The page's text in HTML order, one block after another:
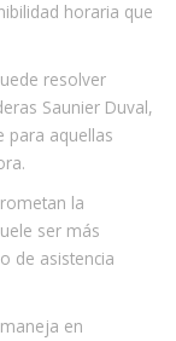
horaria que
resolver
Saunier Duval,
para aquellas
la
ser más
de asistencia
en